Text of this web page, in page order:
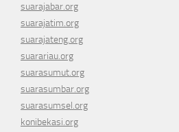
suarajabar.org
suarajatim.org
suarajateng.org
suarariau.org
suarasumut.org
suarasumbar.org
suarasumsel.org
konibekasi.org